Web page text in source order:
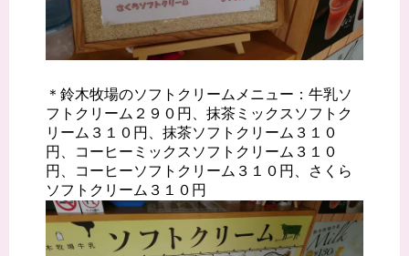
＊鈴木牧場のソフトクリームメニュー：牛乳ソ
フトクリーム２９０円、抹茶ミックスソフトク
リーム３１０円、抹茶ソフトクリーム３１０
円、コーヒーミックスソフトクリーム３１０
円、コーヒーソフトクリーム３１０円、さくら
ソフトクリーム３１０円